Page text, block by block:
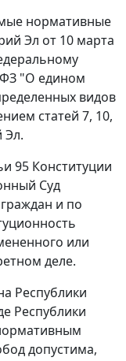
нормативные
Эл от 10 марта
ФЗ "О едином
видов
статей 7, 10,
Эл.
95 Конституции
Суд
и по
или
деле.
Республики
Республики
допустима,